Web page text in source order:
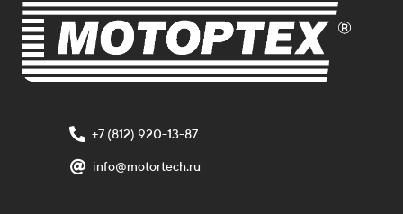
+7 (812) 920-13-87
info@motortech.ru